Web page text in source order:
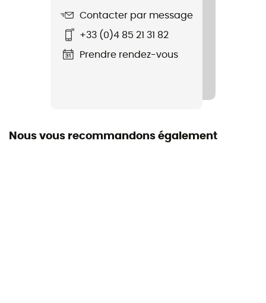
Neuf sans étiquettes
Contacter par message
+33 (0)4 85 21 31 82
Prendre rendez-vous
Nous vous recommandons également